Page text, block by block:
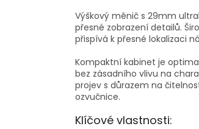
Výškový měnič s 29mm
přesné zobrazení detailů.
přispívá k přesné lokalizaci
Kompaktní kabinet je
bez zásadního vlivu na
projev s důrazem na
ozvučnice.
Klíčové vlastnosti: